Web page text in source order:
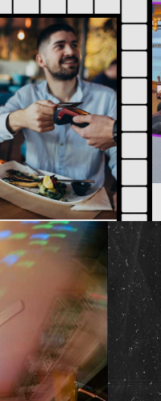
A
EL
HOMBRE
Y LAS
“ALTO
citas y
las reglas del